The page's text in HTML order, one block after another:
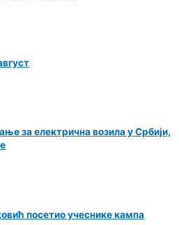
за електрична возила у Србији,
посетио учеснике кампа